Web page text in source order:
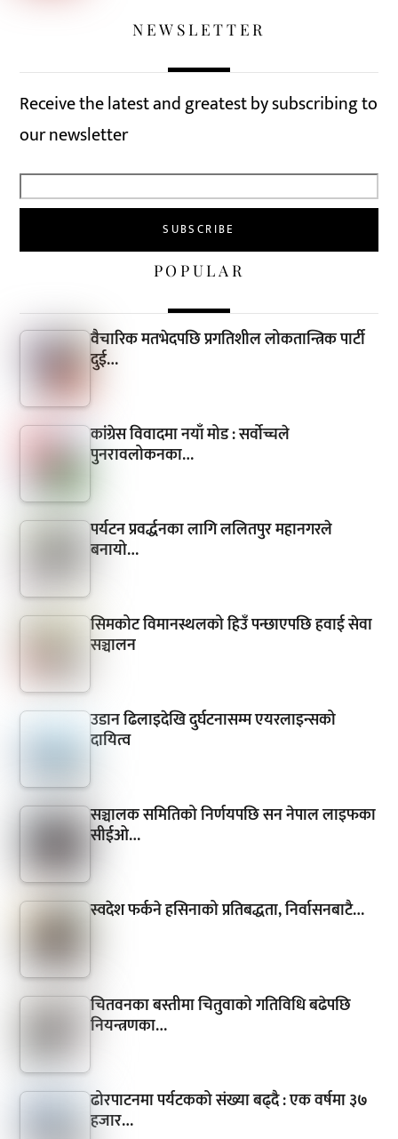
NEWSLETTER
Receive the latest and greatest by subscribing to
our newsletter
POPULAR
वैचारिक मतभेदपछि प्रगतिशील लोकतान्त्रिक पार्टी
दुई…
कांग्रेस विवादमा नयाँ मोड : सर्वोच्चले
पुनरावलोकनका…
पर्यटन प्रवर्द्धनका लागि ललितपुर महानगरले
बनायो…
सिमकोट विमानस्थलको हिउँ पन्छाएपछि हवाई सेवा
सञ्चालन
उडान ढिलाइदेखि दुर्घटनासम्म एयरलाइन्सको
दायित्व
सञ्चालक समितिको निर्णयपछि सन नेपाल लाइफका
सीईओ…
स्वदेश फर्कने हसिनाको प्रतिबद्धता, निर्वासनबाटै…
चितवनका बस्तीमा चितुवाको गतिविधि बढेपछि
नियन्त्रणका…
ढोरपाटनमा पर्यटकको संख्या बढ्दै : एक वर्षमा ३७
हजार…